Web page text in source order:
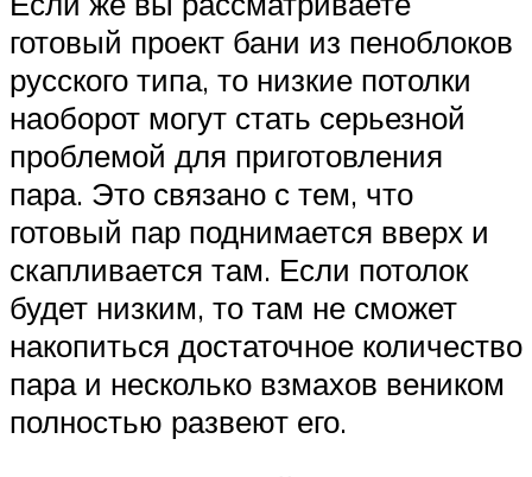
готовый проект бани из пеноблоков
русского типа, то низкие потолки
наоборот могут стать серьезной
проблемой для приготовления
пара. Это связано с тем, что
готовый пар поднимается вверх и
скапливается там. Если потолок
будет низким, то там не сможет
накопиться достаточное количество
пара и несколько взмахов веником
полностью развеют его.